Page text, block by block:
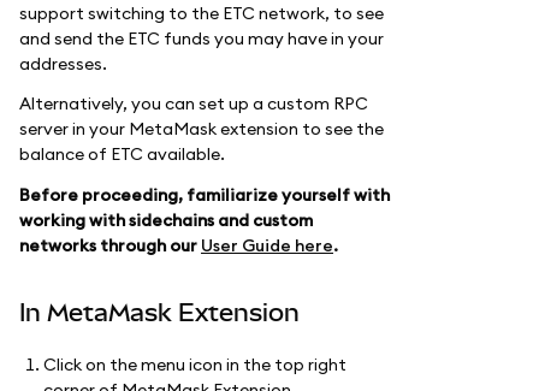
support switching to the ETC network, to see
and send the ETC funds you may have in your
addresses.
Alternatively, you can set up a custom RPC
server in your MetaMask extension to see the
balance of ETC available.
Before proceeding, familiarize yourself with
working with sidechains and custom
networks through our User Guide here.
In MetaMask Extension
Click on the menu icon in the top right